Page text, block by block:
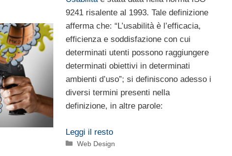
9241 risalente al 1993. Tale definizione
afferma che: “L’usabilità è l’efficacia,
efficienza e soddisfazione con cui
determinati utenti possono raggiungere
determinati obiettivi in determinati
ambienti d’uso”; si definiscono adesso i
diversi termini presenti nella
definizione, in altre parole:
Leggi il resto
Categorie
Web Design